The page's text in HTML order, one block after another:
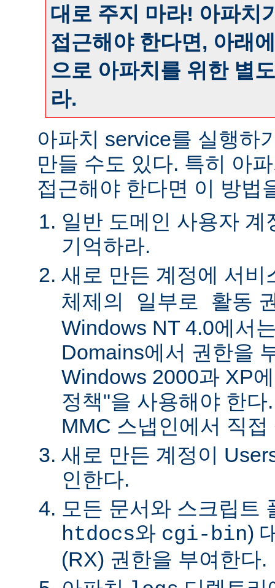
대로 주지 마라! 아파치
접근해야 한다면, 아래
으로 아파치를 위한 별
라.
아파치 service를 실행하
만들 수도 있다. 특히 아
접근해야 한다면 이 방법
일반 도메인 사용자
기억하라.
새로 만든 계정에 서비
체제의 일부로 활동
Windows NT 4.0에서
Domains에서 권한을
Windows 2000과 XP
정책"을 사용해야 한
MMC 스냅인에서 직
새로 만든 계정이
인한다.
모든 문서와 스크립트
htdocs와 cgi-bin)
(RX) 권한을 부여한다.